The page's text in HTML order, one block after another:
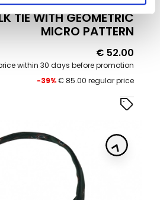
TIE WITH GEOMETRIC
MICRO PATTERN
Price
€ 52.00
within 30 days before promotion
-39%€ 85.00 regular price